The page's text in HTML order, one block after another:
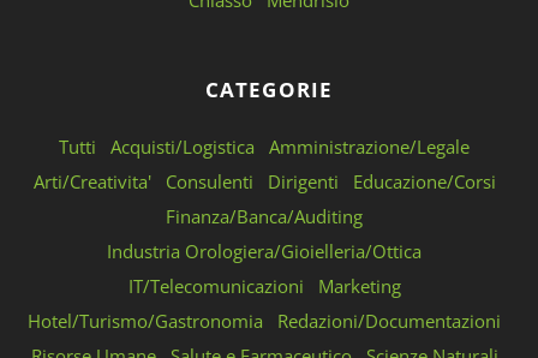
CATEGORIE
Tutti Acquisti/Logistica
Amministrazione/Legale
Arti/Creativita'
Consulenti Dirigenti
Educazione/Corsi
Finanza/Banca/Auditing
Industria Orologiera/Gioielleria/Ottica
IT/Telecomunicazioni
Marketing
Hotel/Turismo/Gastronomia
Redazioni/Documentazioni